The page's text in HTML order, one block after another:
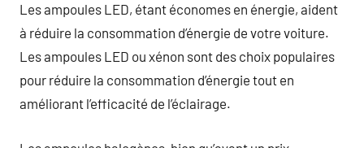
Les ampoules LED, étant économes en énergie, aident
à réduire la consommation d’énergie de votre voiture.
Les ampoules LED ou xénon sont des choix populaires
pour réduire la consommation d’énergie tout en
améliorant l’efficacité de l’éclairage.